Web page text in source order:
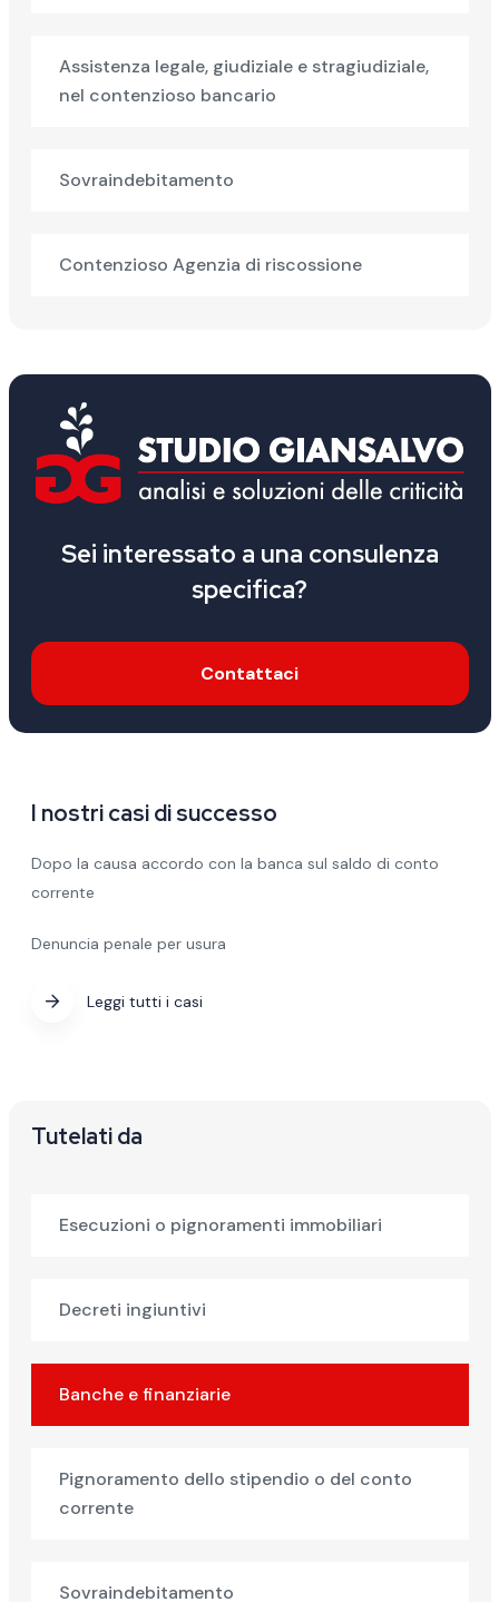
Assistenza legale, giudiziale e stragiudiziale,
nel contenzioso bancario
Sovraindebitamento
Contenzioso Agenzia di riscossione
Sei interessato a una consulenza
specifica?
Contattaci
I nostri casi di successo
Dopo la causa accordo con la banca sul saldo di conto
corrente
Denuncia penale per usura
Leggi tutti i casi
Tutelati da
Esecuzioni o pignoramenti immobiliari
Decreti ingiuntivi
Banche e finanziarie
Pignoramento dello stipendio o del conto
corrente
Sovraindebitamento